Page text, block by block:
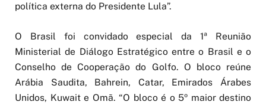
política externa do Presidente Lula”.
O Brasil foi convidado especial da 1ª Reunião
Ministerial de Diálogo Estratégico entre o Brasil e o
Conselho de Cooperação do Golfo. O bloco reúne
Arábia Saudita, Bahrein, Catar, Emirados Árabes
Unidos, Kuwait e Omã. “O bloco é o 5º maior destino